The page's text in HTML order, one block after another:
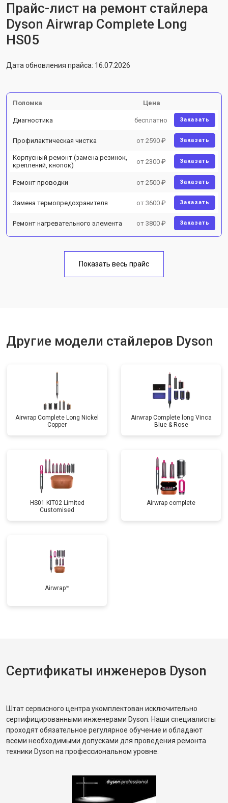
Прайс-лист на ремонт стайлера
Dyson Airwrap Complete Long
HS05
Дата обновления прайса: 16.07.2026
Поломка Цена
Диагностика бесплатно Заказать
Профилактическая чистка от 2590 ₽ Заказать
Корпусный ремонт (замена резинок,
креплений, кнопок)
от 2300 ₽ Заказать
Ремонт проводки от 2500 ₽ Заказать
Замена термопредохранителя от 3600 ₽ Заказать
Ремонт нагревательного элемента от 3800 ₽ Заказать
Показать весь прайс
Другие модели стайлеров Dyson
Airwrap Complete Long Nickel
Copper
Airwrap Complete long Vinca
Blue & Rose
HS01 KIT02 Limited
Customised
Airwrap complete
Airwrap™
Сертификаты инженеров Dyson
Штат сервисного центра укомплектован исключительно
сертифицированными инженерами Dyson. Наши специалисты
проходят обязательное регулярное обучение и обладают
всеми необходимыми допусками для проведения ремонта
техники Dyson на профессиональном уровне.